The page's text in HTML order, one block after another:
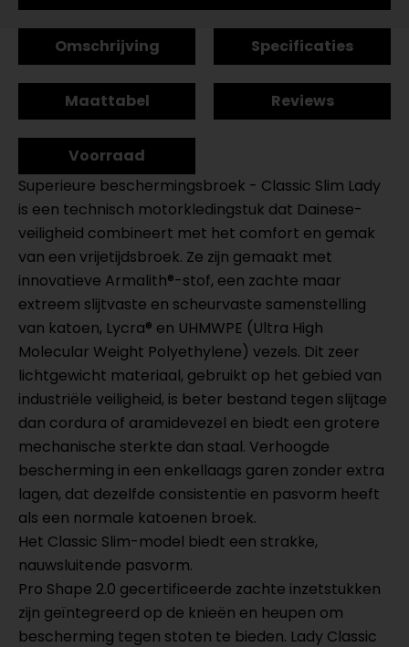
Omschrijving Specificaties
Maattabel Reviews
Voorraad
Superieure beschermingsbroek - Classic Slim Lady
is een technisch motorkledingstuk dat Dainese-
veiligheid combineert met het comfort en gemak
van een vrijetijdsbroek. Ze zijn gemaakt met
innovatieve Armalith®-stof, een zachte maar
extreem slijtvaste en scheurvaste samenstelling
van katoen, Lycra® en UHMWPE (Ultra High
Molecular Weight Polyethylene) vezels. Dit zeer
lichtgewicht materiaal, gebruikt op het gebied van
industriële veiligheid, is beter bestand tegen slijtage
dan cordura of aramidevezel en biedt een grotere
mechanische sterkte dan staal. Verhoogde
bescherming in een enkellaags garen zonder extra
lagen, dat dezelfde consistentie en pasvorm heeft
als een normale katoenen broek.
Het Classic Slim-model biedt een strakke,
nauwsluitende pasvorm.
Pro Shape 2.0 gecertificeerde zachte inzetstukken
zijn geïntegreerd op de knieën en heupen om
bescherming tegen stoten te bieden. Lady Classic